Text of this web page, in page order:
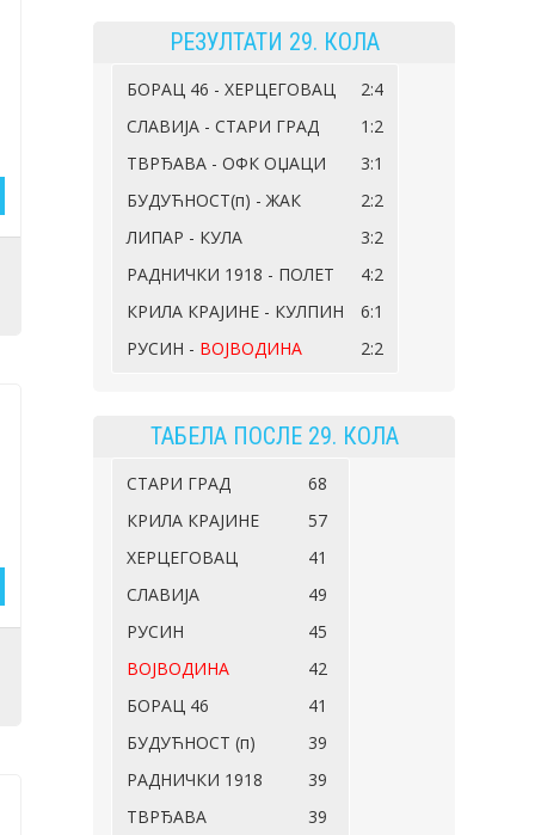
РЕЗУЛТАТИ 29. КОЛА
БОРАЦ 46 - ХЕРЦЕГОВАЦ
2:4
СЛАВИЈА - СТАРИ ГРАД
1:2
ТВРЂАВА - ОФК ОЏАЦИ
3:1
БУДУЋНОСТ(п) - ЖАК
2:2
ЛИПАР - КУЛА
3:2
РАДНИЧКИ 1918 - ПОЛЕТ
4:2
КРИЛА КРАЈИНЕ - КУЛПИН
6:1
РУСИН - ВОЈВОДИНА 2:2
ТАБЕЛА ПОСЛЕ 29. КОЛА
СТАРИ ГРАД
68
КРИЛА КРАЈИНЕ
57
ХЕРЦЕГОВАЦ
41
СЛАВИЈА
49
РУСИН
45
ВОЈВОДИНА
42
БОРАЦ 46
41
БУДУЋНОСТ (п)
39
РАДНИЧКИ 1918
39
ТВРЂАВА
39